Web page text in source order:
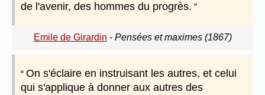
de l'avenir, des hommes du progrès.
Emile de Girardin - Pensées et maximes (1867)
On s'éclaire en instruisant les autres, et celui
qui s'applique à donner aux autres des